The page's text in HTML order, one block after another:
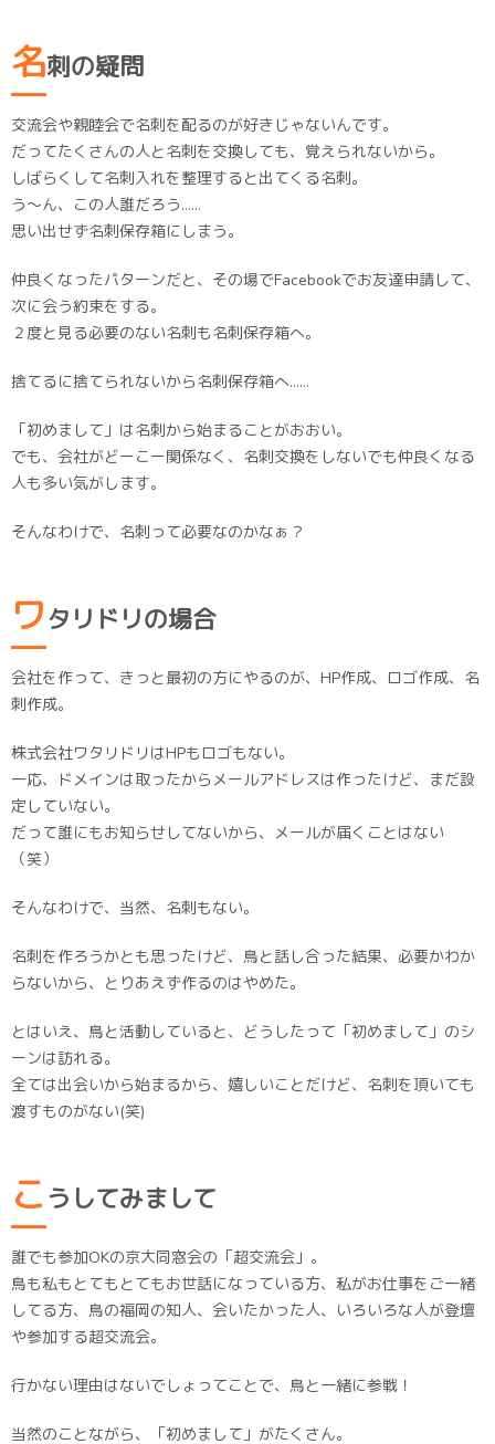
名刺の疑問
交流会や親睦会で名刺を配るのが好きじゃないんです。
だってたくさんの人と名刺を交換しても、覚えられないから。
しばらくして名刺入れを整理すると出てくる名刺。
う〜ん、この人誰だろう……
思い出せず名刺保存箱にしまう。
仲良くなったパターンだと、その場でFacebookでお友達申請して、
次に会う約束をする。
２度と見る必要のない名刺も名刺保存箱へ。
捨てるに捨てられないから名刺保存箱へ……
「初めまして」は名刺から始まることがおおい。
でも、会社がどーこー関係なく、名刺交換をしないでも仲良くなる
人も多い気がします。
そんなわけで、名刺って必要なのかなぁ？
ワ タリドリの場合
会社を作って、きっと最初の方にやるのが、HP作成、ロゴ作成、名
刺作成。
株式会社ワタリドリはHPもロゴもない。
一応、ドメインは取ったからメールアドレスは作ったけど、まだ設
定していない。
だって誰にもお知らせしてないから、メールが届くことはない
（笑）
そんなわけで、当然、名刺もない。
名刺を作ろうかとも思ったけど、鳥と話し合った結果、必要かわか
らないから、とりあえず作るのはやめた。
とはいえ、鳥と活動していると、どうしたって「初めまして」のシ
ーンは訪れる。
全ては出会いから始まるから、嬉しいことだけど、名刺を頂いても
渡すものがない(笑)
こ うしてみまして
誰でも参加OKの京大同窓会の「超交流会」。
鳥も私もとてもとてもお世話になっている方、私がお仕事をご一緒
してる方、鳥の福岡の知人、会いたかった人、いろいろな人が登壇
や参加する超交流会。
行かない理由はないでしょってことで、鳥と一緒に参戦！
当然のことながら、「初めまして」がたくさん。